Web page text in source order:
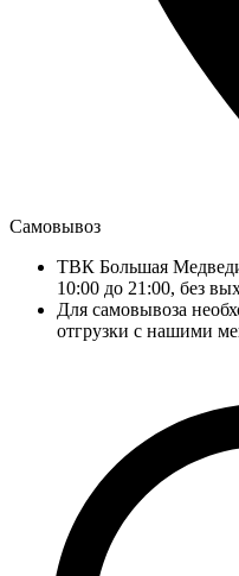
Самовывоз
ТВК Большая
10:00 до 21:00, без
Для самовывоза
отгрузки с нашими